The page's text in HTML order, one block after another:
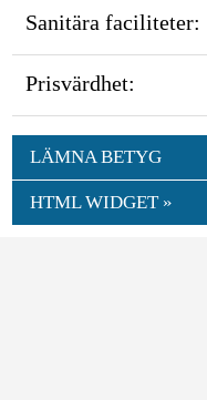
Sanitära faciliteter:
Prisvärdhet:
LÄMNA BETYG
HTML WIDGET »